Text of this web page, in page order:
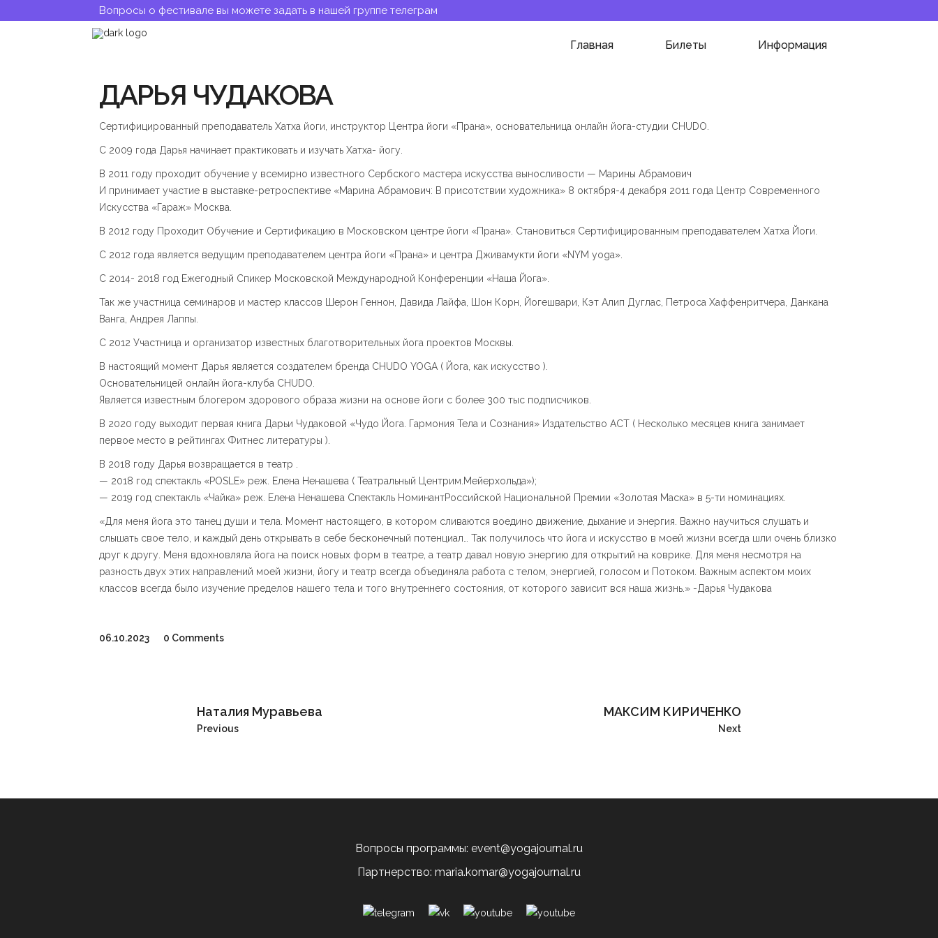
Вопросы о фестивале вы можете задать в нашей группе телеграм
Главная Билеты Информация
ДАРЬЯ ЧУДАКОВА
Сертифицированный преподаватель Хатха йоги, инструктор Центра йоги «Прана», основательница онлайн йога-студии CHUDO.
С 2009 года Дарья начинает практиковать и изучать Хатха- йогу.
В 2011 году проходит обучение у всемирно известного Сербского мастера искусства выносливости — Марины Абрамович
И принимает участие в выставке-ретроспективе «Марина Абрамович: В присотствии художника» 8 октября-4 декабря 2011 года Центр Современного
Искусства «Гараж» Москва.
В 2012 году Проходит Обучение и Сертификацию в Московском центре йоги «Прана». Становиться Сертифицированным преподавателем Хатха Йоги.
С 2012 года является ведущим преподавателем центра йоги «Прана» и центра Дживамукти йоги «NYM yoga».
С 2014- 2018 год Ежегодный Спикер Московской Международной Конференции «Наша Йога».
Так же участница семинаров и мастер классов Шерон Геннон, Давида Лайфа, Шон Корн, Йогешвари, Кэт Алип Дуглас, Петроса Хаффенритчера, Данкана
Ванга, Андрея Лаппы.
С 2012 Участница и организатор известных благотворительных йога проектов Москвы.
В настоящий момент Дарья является создателем бренда CHUDO YOGA ( Йога, как искусство ).
Основательницей онлайн йога-клуба CHUDO.
Является известным блогером здорового образа жизни на основе йоги c более 300 тыс подписчиков.
В 2020 году выходит первая книга Дарьи Чудаковой «Чудо Йога. Гармония Тела и Сознания» Издательство АСТ ( Несколько месяцев книга занимает
первое место в рейтингах Фитнес литературы ).
В 2018 году Дарья возвращается в театр .
— 2018 год спектакль «POSLE» реж. Елена Ненашева ( Театральный Центрим.Мейерхольда»);
— 2019 год спектакль «Чайка» реж. Елена Ненашева Спектакль НоминантРоссийской Национальной Премии «Золотая Маска» в 5-ти номинациях.
«Для меня йога это танец души и тела. Момент настоящего, в котором сливаются воедино движение, дыхание и энергия. Важно научиться слушать и
слышать свое тело, и каждый день открывать в себе бесконечный потенциал… Так получилось что йога и искусство в моей жизни всегда шли очень близко
друг к другу. Меня вдохновляла йога на поиск новых форм в театре, а театр давал новую энергию для открытий на коврике. Для меня несмотря на
разность двух этих направлений моей жизни, йогу и театр всегда объединяла работа с телом, энергией, голосом и Потоком. Важным аспектом моих
классов всегда было изучение пределов нашего тела и того внутреннего состояния, от которого зависит вся наша жизнь.» -Дарья Чудакова
06.10.2023 0 Comments
Наталия Муравьева
Previous
МАКСИМ КИРИЧЕНКО
Next
Вопросы программы: event@yogajournal.ru
Партнерство: maria.komar@yogajournal.ru